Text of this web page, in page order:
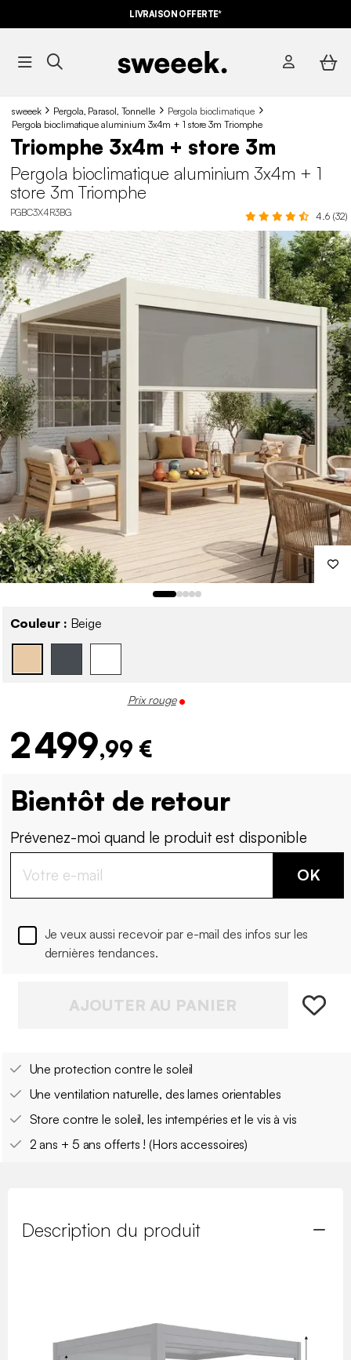
LIVRAISON OFFERTE*
sweeek Pergola, Parasol, Tonnelle
Pergola bioclimatique
Pergola bioclimatique aluminium 3x4m + 1 store 3m Triomphe
Triomphe 3x4m + store 3m
Pergola bioclimatique aluminium 3x4m + 1
store 3m Triomphe
PGBC3X4R3BG 4.6 (32)
Couleur : Beige
Prix rouge
2 499,99 €
Bientôt de retour
Prévenez-moi quand le produit est disponible
OK
Je veux aussi recevoir par e-mail des infos sur les
dernières tendances.
AJOUTER AU PANIER
Une protection contre le soleil
Une ventilation naturelle, des lames orientables
Store contre le soleil, les intempéries et le vis à vis
2 ans + 5 ans offerts ! (Hors accessoires)
Description du produit